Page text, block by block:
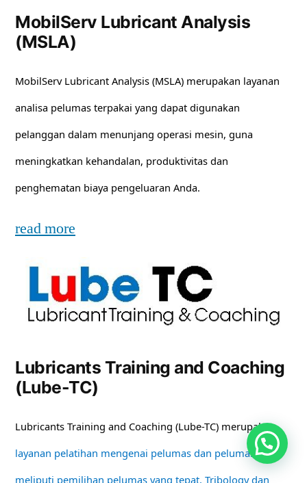
MobilServ Lubricant Analysis
(MSLA)
MobilServ Lubricant Analysis (MSLA) merupakan layanan
analisa pelumas terpakai yang dapat digunakan
pelanggan dalam menunjang operasi mesin, guna
meningkatkan kehandalan, produktivitas dan
penghematan biaya pengeluaran Anda.
read more
Lubricants Training and Coaching
(Lube-TC)
Lubricants Training and Coaching (Lube-TC) merupakan
layanan pelatihan mengenai pelumas dan pelumasan
meliputi pemilihan pelumas yang tepat, Tribology dan